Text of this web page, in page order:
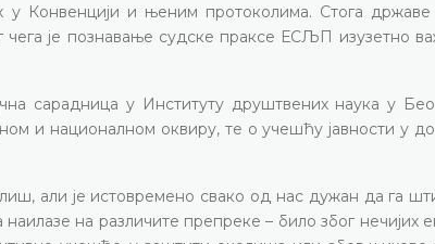
Конвенцији и њеним протоколима. Стога државе
је познавање судске праксе ЕСЉП изузетно
сарадница у Институту друштвених наука у
и националном оквиру, те о учешћу јавности у
али је истовремено свако од нас дужан да га
на различите препреке – било због нечијих